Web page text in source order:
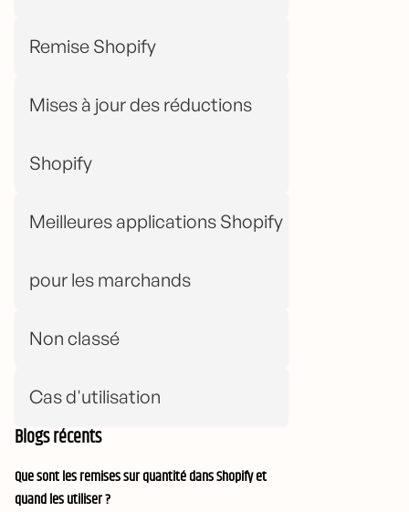
Remise Shopify
Mises à jour des réductions
Shopify
Meilleures applications Shopify
pour les marchands
Non classé
Cas d'utilisation
Blogs récents
Que sont les remises sur quantité dans Shopify et
quand les utiliser ?